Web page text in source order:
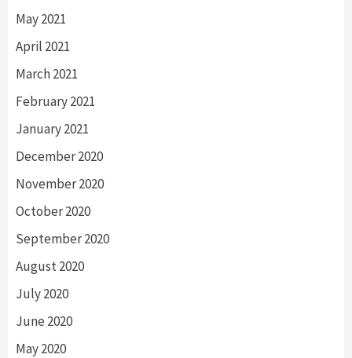
May 2021
April 2021
March 2021
February 2021
January 2021
December 2020
November 2020
October 2020
September 2020
August 2020
July 2020
June 2020
May 2020